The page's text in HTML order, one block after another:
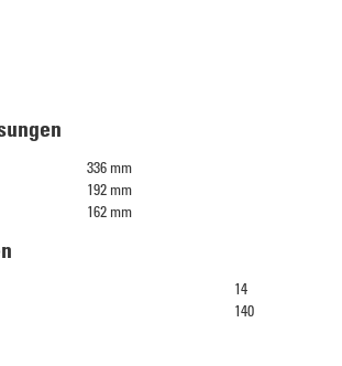
336 mm
192 mm
162 mm
14
140